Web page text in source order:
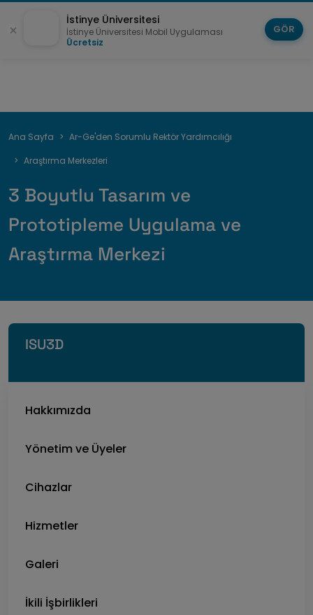
Sayfa
yolu
Ana Sayfa
Ar-Ge'den Sorumlu Rektör Yardımcılığı
Araştırma Merkezleri
3 Boyutlu Tasarım ve
Prototipleme Uygulama ve
Araştırma Merkezi
ISU3D
Hakkımızda
Yönetim ve Üyeler
Cihazlar
Hizmetler
Galeri
İkili İşbirlikleri
İstinye Üniversitesi
İstinye Üniversitesi Mobil Uygulaması
Ücretsiz
GÖR